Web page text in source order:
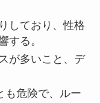
しており、性格
する。
が多いこと、デ
も危険で、ルー